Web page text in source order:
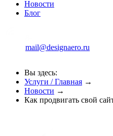
Новости
Блог
mail@designaero.ru
Вы здесь:
Услуги / Главная →
Новости →
Как продвигать свой